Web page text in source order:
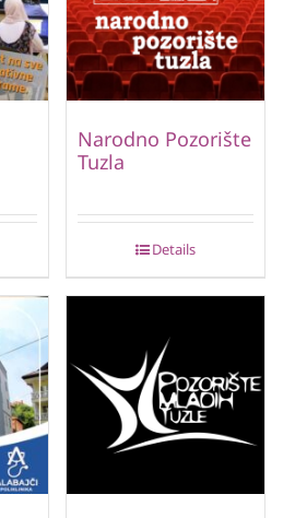
Narodno Pozorište
Tuzla
Details